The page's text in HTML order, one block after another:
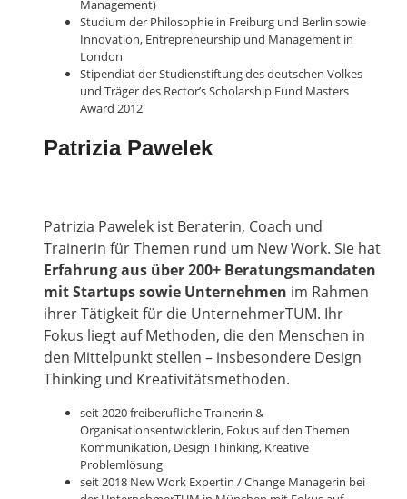
Management)
Studium der Philosophie in Freiburg und Berlin sowie
Innovation, Entrepreneurship und Management in
London
Stipendiat der Studienstiftung des deutschen Volkes
und Träger des Rector’s Scholarship Fund Masters
Award 2012
Patrizia Pawelek
Patrizia Pawelek ist Beraterin, Coach und
Trainerin für Themen rund um New Work. Sie hat
Erfahrung aus über 200+ Beratungsmandaten
mit Startups sowie Unternehmen im Rahmen
ihrer Tätigkeit für die UnternehmerTUM. Ihr
Fokus liegt auf Methoden, die den Menschen in
den Mittelpunkt stellen – insbesondere Design
Thinking und Kreativitätsmethoden.
seit 2020 freiberufliche Trainerin &
Organisationsentwicklerin, Fokus auf den Themen
Kommunikation, Design Thinking, Kreative
Problemlösung
seit 2018 New Work Expertin / Change Managerin bei